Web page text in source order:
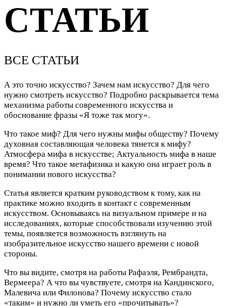
СТАТЬИ
ВСЕ СТАТЬИ
А это точно искусство? Зачем нам искусство? Для чего
нужно смотреть искусство? Подробно раскрывается тема
механизма работы современного искусства и
обоснование фразы «Я тоже так могу».
Что такое миф? Для чего нужны мифы обществу? Почему
духовная составляющая человека тянется к мифу?
Атмосфера мифа в искусстве; Актуальность мифа в наше
время? Что такое метафизика и какую она играет роль в
понимании нового искусства?
Статья является кратким руководством к тому, как на
практике можно входить в контакт с современным
искусством. Основываясь на визуальном примере и на
исследованиях, которые способствовали изучению этой
темы, появляется возможность взглянуть на
изобразительное искусство нашего времени с новой
стороны.
Что вы видите, смотря на работы Рафаэля, Рембрандта,
Вермеера? А что вы чувствуете, смотря на Кандинского,
Малевича или Филонова? Почему искусство стало
«таким» и нужно ли уметь его «прочитывать»?